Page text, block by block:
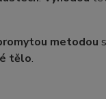
metodou
tělo.